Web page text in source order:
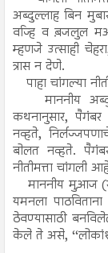
अब्दुल्लाह बिन
वज्हि व ब़जलुल
म्हणजे उत्साही
त्रास न देणे.
पाहा चांगल्या
माननीय
कथनानुसार,
नव्हते,
बोलत नव्हते.
नीतीमत्ता चांगली
माननीय मुआ़ज
यमनला
ठेवण्यासाठी
केले ते असे,